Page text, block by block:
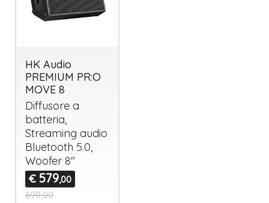
HK Audio
PREMIUM PR:O
MOVE 8
Diffusore a
batteria,
Streaming audio
Bluetooth 5.0,
Woofer 8″
€ 579,00
699,00